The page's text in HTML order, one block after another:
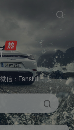
信：Fansfuli